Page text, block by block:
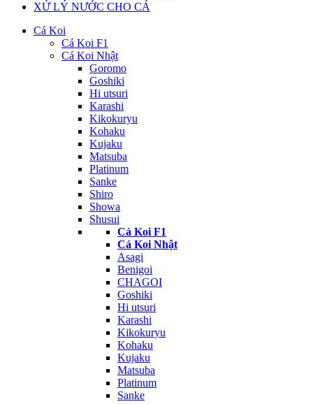
XỬ LÝ NƯỚC CHO CÁ
Cá Koi
Cá Koi F1
Cá Koi Nhật
Goromo
Goshiki
Hi utsuri
Karashi
Kikokuryu
Kohaku
Kujaku
Matsuba
Platinum
Sanke
Shiro
Showa
Shusui
Cá Koi F1
Cá Koi Nhật
Asagi
Benigoi
CHAGOI
Goshiki
Hi utsuri
Karashi
Kikokuryu
Kohaku
Kujaku
Matsuba
Platinum
Sanke